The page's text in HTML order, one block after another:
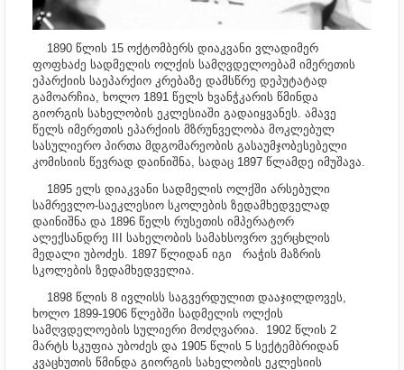
1890 წლის 15 ოქტომბერს დიაკვანი ვლადიმერ
ფოფხაძე სადმელის ოლქის სამღვდელოებამ იმერეთის
ეპარქიის საეპარქიო კრებაზე დამსწრე დეპუტატად
გამოარჩია, ხოლო 1891 წელს ხვანჭკარის წმინდა
გიორგის სახელობის ეკლესიაში გადაიყვანეს. ამავე
წელს იმერეთის ეპარქიის მზრუნველობა მოკლებულ
სასულიერო პირთა მდგომარეობის გასაუმჯობესებელი
კომისიის წევრად დაინიშნა, სადაც 1897 წლამდე იმუშავა.
1895 ელს დიაკვანი სადმელის ოლქში არსებული
სამრევლო-საეკლესიო სკოლების ზედამხედველად
დაინიშნა და 1896 წელს რუსეთის იმპერატორ
ალექსანდრე III სახელობის სამახსოვრო ვერცხლის
მედალი უბოძეს. 1897 წლიდან იგი რაჭის მაზრის
სკოლების ზედამხედველია.
1898 წლის 8 ივლისს საგვერდულით დააჯილდოვეს,
ხოლო 1899-1906 წლებში სადმელის ოლქის
სამღვდელოების სულიერი მოძღვარია. 1902 წლის 2
მარტს სკუფია უბოძეს და 1905 წლის 5 სექტემბრიდან
კვაცხუთის წმინდა გიორგის სახელობის ეკლესიის